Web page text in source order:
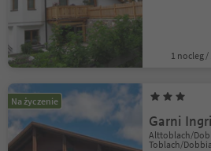
1 nocleg
Na życzenie
Garni
Alttoblach/
Toblach/